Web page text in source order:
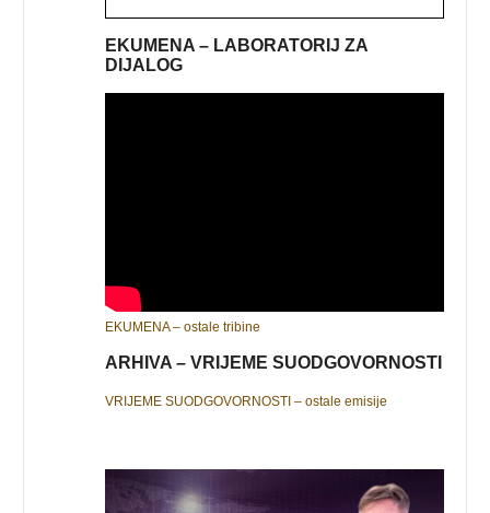
EKUMENA – LABORATORIJ ZA
DIJALOG
EKUMENA – ostale tribine
ARHIVA – VRIJEME SUODGOVORNOSTI
VRIJEME SUODGOVORNOSTI – ostale emisije